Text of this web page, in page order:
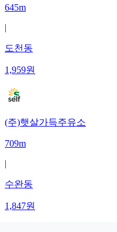
645m
|
도천동
1,959원
(주)햇살가득주유소
709m
|
수완동
1,847원